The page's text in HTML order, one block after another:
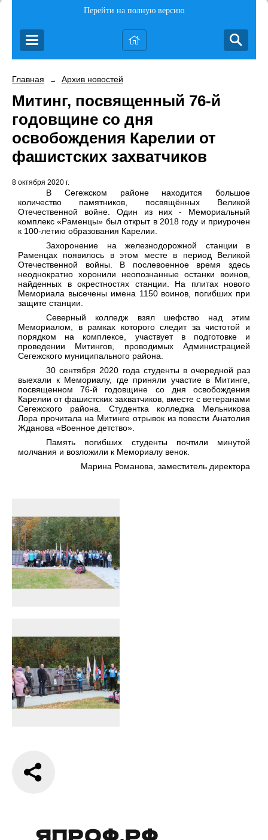
Перейти на полную версию
Главная → Архив новостей
Митинг, посвященный 76-й
годовщине со дня
освобождения Карелии от
фашистских захватчиков
8 октября 2020 г.
В Сегежском районе находится большое
количество памятников, посвящённых Великой
Отечественной войне. Один из них - Мемориальный
комплекс «Раменцы» был открыт в 2018 году и приурочен
к 100-летию образования Карелии.
Захоронение на железнодорожной станции в
Раменцах появилось в этом месте в период Великой
Отечественной войны. В послевоенное время здесь
неоднократно хоронили неопознанные останки воинов,
найденных в окрестностях станции. На плитах нового
Мемориала высечены имена 1150 воинов, погибших при
защите станции.
Северный колледж взял шефство над этим
Мемориалом, в рамках которого следит за чистотой и
порядком на комплексе, участвует в подготовке и
проведении Митингов, проводимых Администрацией
Сегежского муниципального района.
30 сентября 2020 года студенты в очередной раз
выехали к Мемориалу, где приняли участие в Митинге,
посвященном 76-й годовщине со дня освобождения
Карелии от фашистских захватчиков, вместе с ветеранами
Сегежского района. Студентка колледжа Мельникова
Лора прочитала на Митинге отрывок из повести Анатолия
Жданова «Военное детство».
Память погибших студенты почтили минутой
молчания и возложили к Мемориалу венок.
Марина Романова, заместитель директора